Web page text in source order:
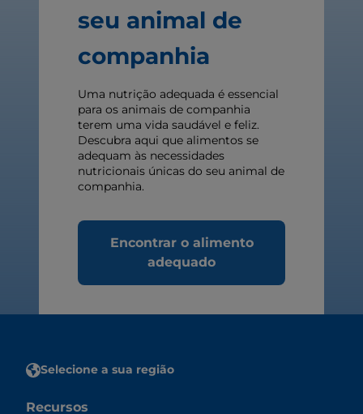
seu animal de
companhia
Uma nutrição adequada é essencial
para os animais de companhia
terem uma vida saudável e feliz.
Descubra aqui que alimentos se
adequam às necessidades
nutricionais únicas do seu animal de
companhia.
Encontrar o alimento
adequado
Selecione a sua região
Recursos